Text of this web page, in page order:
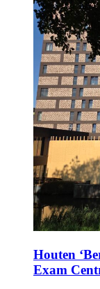
Houten
Exam